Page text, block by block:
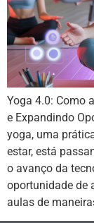
Yoga 4.0: Como
e Expandindo
yoga, uma
estar, está
o avanço da
oportunidade de
aulas de